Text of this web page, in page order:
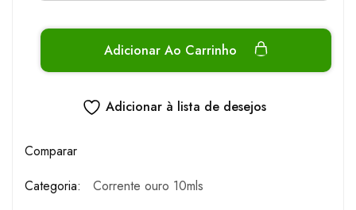
Adicionar Ao Carrinho
Adicionar à lista de desejos
Comparar
Categoria:
Corrente ouro 10mls